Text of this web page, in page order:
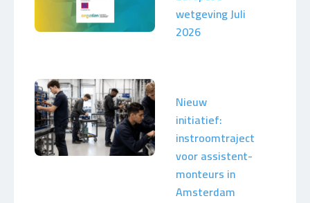
wetgeving Juli
2026
Nieuw
initiatief:
instroomtraject
voor assistent-
monteurs in
Amsterdam